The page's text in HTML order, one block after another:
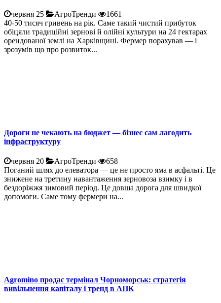
червня 25 АгроТренди
1661
40-50 тисяч гривень на рік. Саме такий чистий прибуток
обіцяли традиційні зернові й олійні культури на 24 гектарах
орендованої землі на Харківщині. Фермер порахував — і
зрозумів що про розвиток...
Дороги не чекають на бюджет — бізнес сам лагодить
інфраструктуру
червня 20 АгроТренди
658
Поганий шлях до елеватора — це не просто яма в асфальті. Це
знижене на третину навантаження зерновоза взимку і в
бездоріжжя зимовий період. Це довша дорога для швидкої
допомоги. Саме тому фермери на...
Agromino продає термінал Чорноморськ: стратегія
вивільнення капіталу і тренд в АПК